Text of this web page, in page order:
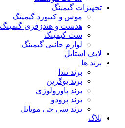
تجهیزات گیمینگ
موس و کیبورد گیمینگ
هدست و هندزفری گیمینگ
ست گیمینگ
لوازم جانبی گیمینگ
لایف استایل
برند ها
برند تندا
برند یوگرین
برند پاورولوژی
برند پرودو
برند سی جی موبایل
بلاگ